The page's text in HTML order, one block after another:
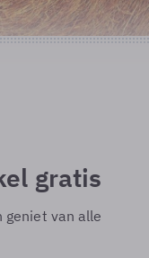
gratis
geniet van alle